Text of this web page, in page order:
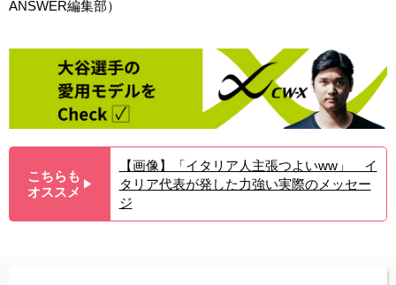
ANSWER編集部）
こちらも
オススメ ▶︎
【画像】「イタリア人主張つよいww」 イ
タリア代表が発した力強い実際のメッセー
ジ